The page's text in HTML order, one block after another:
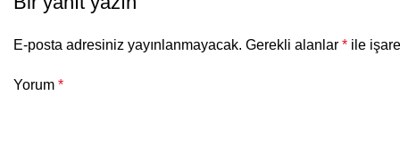
E-posta adresiniz yayınlanmayacak. Gerekli alanlar * ile
Yorum *